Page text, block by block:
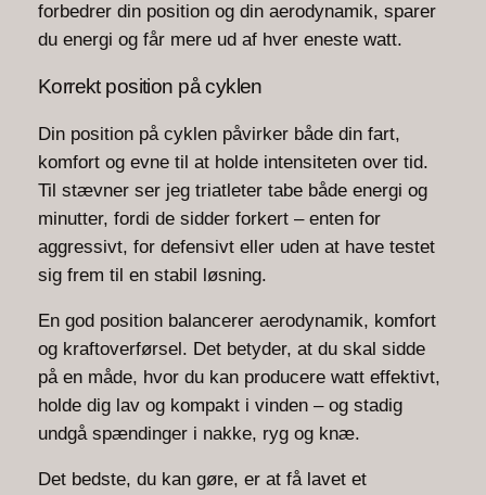
forbedrer din position og din aerodynamik, sparer
du energi og får mere ud af hver eneste watt.
Korrekt position på cyklen
Din position på cyklen påvirker både din fart,
komfort og evne til at holde intensiteten over tid.
Til stævner ser jeg triatleter tabe både energi og
minutter, fordi de sidder forkert – enten for
aggressivt, for defensivt eller uden at have testet
sig frem til en stabil løsning.
En god position balancerer aerodynamik, komfort
og kraftoverførsel. Det betyder, at du skal sidde
på en måde, hvor du kan producere watt effektivt,
holde dig lav og kompakt i vinden – og stadig
undgå spændinger i nakke, ryg og knæ.
Det bedste, du kan gøre, er at få lavet et